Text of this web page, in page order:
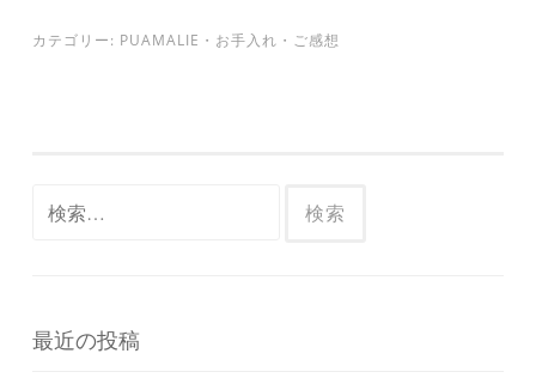
カテゴリー: PUAMALIE ・ お手入れ ・ ご感想
最近の投稿